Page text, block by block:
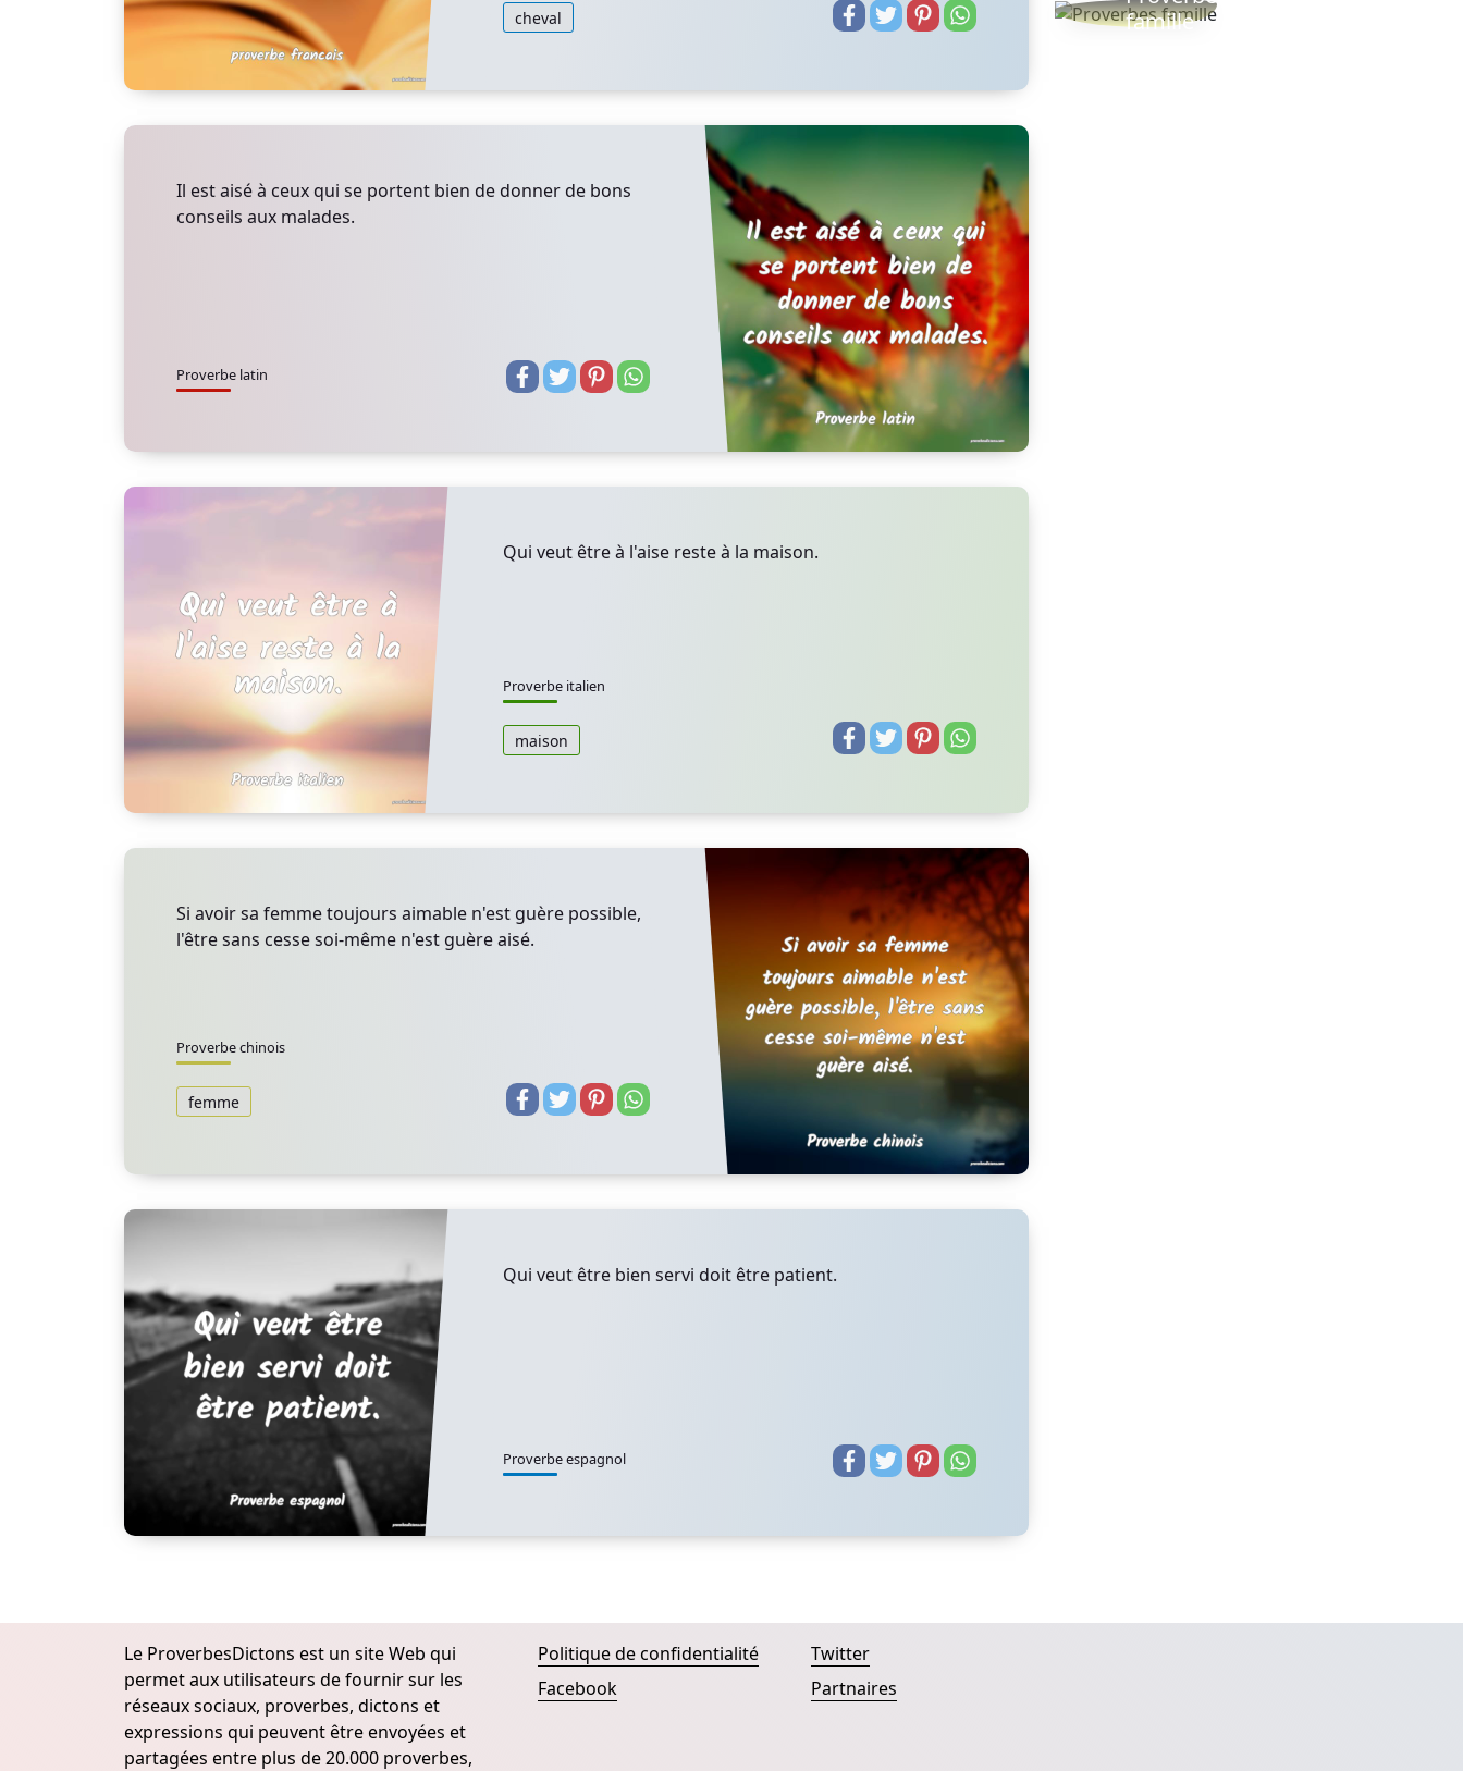
cheval
Il est aisé à ceux qui se portent bien de donner de bons
conseils aux malades.
Proverbe latin
Qui veut être à l'aise reste à la maison.
Proverbe italien
maison
Si avoir sa femme toujours aimable n'est guère possible,
l'être sans cesse soi-même n'est guère aisé.
Proverbe chinois
femme
Qui veut être bien servi doit être patient.
Proverbe espagnol
famille
Le ProverbesDictons est un site Web qui
permet aux utilisateurs de fournir sur les
réseaux sociaux, proverbes, dictons et
expressions qui peuvent être envoyées et
partagées entre plus de 20.000 proverbes,
Politique de confidentialité
Facebook
Twitter
Partnaires